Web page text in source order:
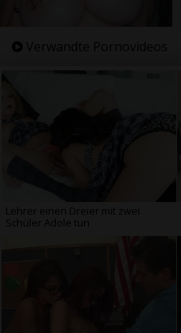
Verwandte Pornovideos
Lehrer einen Dreier mit zwei
Schüler Adole tun